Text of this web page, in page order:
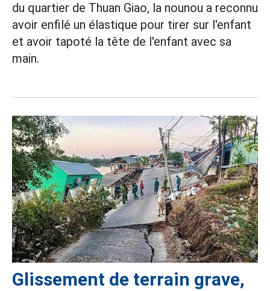
du quartier de Thuan Giao, la nounou a reconnu
avoir enfilé un élastique pour tirer sur l'enfant
et avoir tapoté la tête de l'enfant avec sa
main.
Glissement de terrain grave,